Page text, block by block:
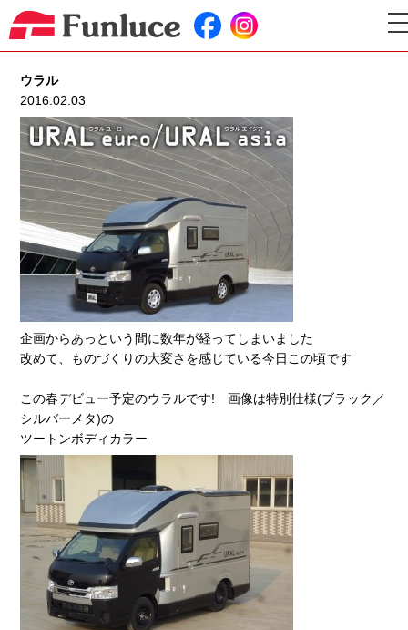
ウラル
2016.02.03
企画からあっという間に数年が経ってしまいました
改めて、ものづくりの大変さを感じている今日この頃です
この春デビュー予定のウラルです! 画像は特別仕様(ブラック／
シルバーメタ)の
ツートンボディカラー